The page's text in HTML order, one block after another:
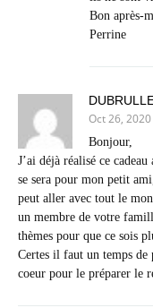
Bon après-
Perrine
Oct 26, 2020
Bonjour,
J’ai déjà réalisé ce
se sera pour mon petit
peut aller avec tout le
un membre de votre
thèmes pour que ce sois
Certes il faut un temps
coeur pour le préparer le